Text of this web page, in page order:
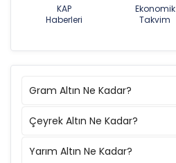
KAP
Haberleri
Ekonomik
Takvim
Gram Altın Ne Kadar?
Çeyrek Altın Ne Kadar?
Yarım Altın Ne Kadar?